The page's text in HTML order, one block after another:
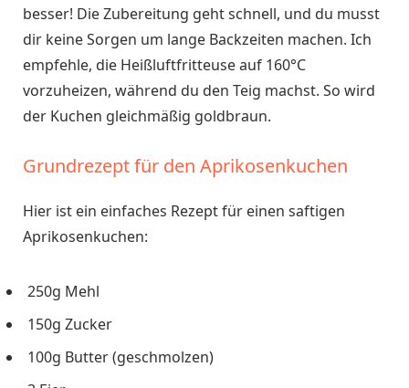
besser! Die Zubereitung geht schnell, und du musst
dir keine Sorgen um lange Backzeiten machen. Ich
empfehle, die Heißluftfritteuse auf 160°C
vorzuheizen, während du den Teig machst. So wird
der Kuchen gleichmäßig goldbraun.
Grundrezept für den Aprikosenkuchen
Hier ist ein einfaches Rezept für einen saftigen
Aprikosenkuchen:
250g Mehl
150g Zucker
100g Butter (geschmolzen)